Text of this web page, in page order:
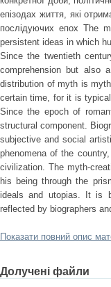
епізодах життя, які
послідуючих епох The
persistent ideas in which
Since the twentieth
comprehension but also
distribution of myth is
certain time, for it is
Since the epoch of
structural component.
subjective and social
phenomena of the
civilization. The myth-
his being through the
ideals and utopias. It is
reflected by biographers
Показати повний опис
Долучені файли